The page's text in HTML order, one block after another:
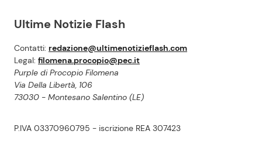
Ultime Notizie Flash
Contatti: redazione@ultimenotizieflash.com
Legal: filomena.procopio@pec.it
Purple di Procopio Filomena
Via Della Libertà, 106
73030 - Montesano Salentino (LE)
P.IVA 03370960795 - iscrizione REA 307423